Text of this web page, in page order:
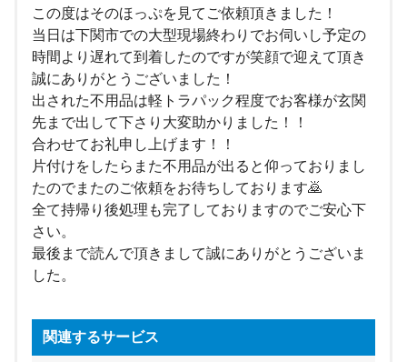
この度はそのほっぷを見てご依頼頂きました！
当日は下関市での大型現場終わりでお伺いし予定の
時間より遅れて到着したのですが笑顔で迎えて頂き
誠にありがとうございました！
出された不用品は軽トラパック程度でお客様が玄関
先まで出して下さり大変助かりました！！
合わせてお礼申し上げます！！
片付けをしたらまた不用品が出ると仰っておりまし
たのでまたのご依頼をお待ちしております🙇
全て持帰り後処理も完了しておりますのでご安心下
さい。
最後まで読んで頂きまして誠にありがとうございま
した。
関連するサービス